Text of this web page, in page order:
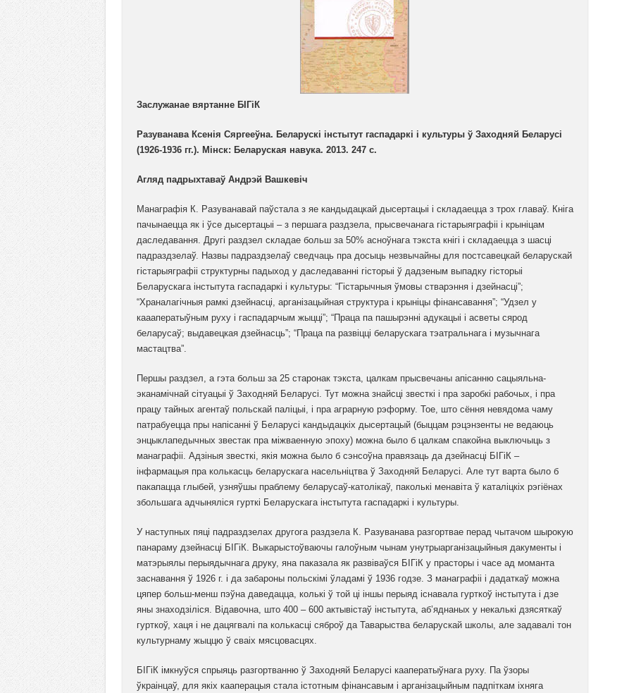
Заслужанае вяртанне БІГіК
Разуванава Ксенія Сяргееўна. Беларускі інстытут гаспадаркі і культуры ў Заходняй Беларусі
(1926-1936 гг.). Мінск: Беларуская навука. 2013. 247 с.
Агляд падрыхтаваў Андрэй Вашкевіч
Манаграфія К. Разуванавай паўстала з яе кандыдацкай дысертацыі і складаецца з трох главаў. Кніга
пачынаецца як і ўсе дысертацыі – з першага раздзела, прысвечанага гістарыяграфіі і крыніцам
даследавання. Другі раздзел складае больш за 50% асноўнага тэкста кнігі і складаецца з шасці
падраздзелаў. Назвы падраздзелаў сведчаць пра досыць незвычайны для постсавецкай беларускай
гістарыяграфіі структурны падыход у даследаванні гісторыі ў дадзеным выпадку гісторыі
Беларускага інстытута гаспадаркі і культуры: “Гістарычныя ўмовы стварэння і дзейнасці”;
“Храналагічныя рамкі дзейнасці, арганізацыйная структура і крыніцы фінансавання”; “Удзел у
каааператыўным руху і гаспадарчым жыцці”; “Праца па пашырэнні адукацыі і асветы сярод
беларусаў; выдавецкая дзейнасць”; “Праца па развіцці беларускага тэатральнага і музычнага
мастацтва”.
Першы раздзел, а гэта больш за 25 старонак тэкста, цалкам прысвечаны апісанню сацыяльна-
эканамічнай сітуацыі ў Заходняй Беларусі. Тут можна знайсці звесткі і пра заробкі рабочых, і пра
працу тайных агентаў польскай паліцыі, і пра аграрную рэформу. Тое, што сёння невядома чаму
патрабуецца пры напісанні ў Беларусі кандыдацкіх дысертацый (быццам рэцэнзенты не ведаюць
энцыклапедычных звестак пра міжваенную эпоху) можна было б цалкам спакойна выключыць з
манаграфіі. Адзіныя звесткі, якія можна было б сэнсоўна правязаць да дзейнасці БІГіК –
інфармацыя пра колькасць беларускага насельніцтва ў Заходняй Беларусі. Але тут варта было б
пакапацца глыбей, узняўшы праблему беларусаў-католікаў, паколькі менавіта ў каталіцкіх рэгіёнах
збольшага адчыняліся гурткі Беларускага інстытута гаспадаркі і культуры.
У наступных пяці падраздзелах другога раздзела К. Разуванава разгортвае перад чытачом шырокую
панараму дзейнасці БІГіК. Выкарыстоўваючы галоўным чынам унутрыарганізацыйныя дакументы і
матэрыялы перыядычнага друку, яна паказала як развіваўся БІГіК у прасторы і часе ад моманта
заснавання ў 1926 г. і да забароны польскімі ўладамі ў 1936 годзе. З манаграфіі і дадаткаў можна
цяпер больш-менш пэўна даведацца, колькі ў той ці іншы перыяд існавала гурткоў інстытута і дзе
яны знаходзіліся. Відавочна, што 400 – 600 актывістаў інстытута, аб’яднаных у некалькі дзясяткаў
гурткоў, хаця і не дацягвалі па колькасці сяброў да Таварыства беларускай школы, але задавалі тон
культурнаму жыццю ў сваіх мясцовасцях.
БІГіК імкнуўся спрыяць разгортванню ў Заходняй Беларусі кааператыўнага руху. Па ўзоры
ўкраінцаў, для якіх кааперацыя стала істотным фінансавым і арганізацыйным падпіткам іхняга